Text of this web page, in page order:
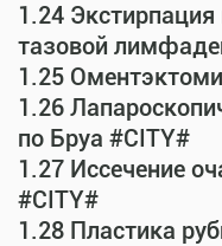
1.24
тазовой
1.25
1.26
по Бруа #CITY#
1.27 Иссечение
#CITY#
1.28 Пластика